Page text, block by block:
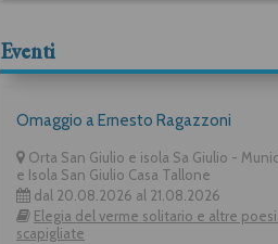
Eventi
Omaggio a Ernesto Ragazzoni
Orta San Giulio e isola Sa Giulio -
e Isola San Giulio Casa Tallone
dal 20.08.2026 al 21.08.2026
Elegia del verme solitario e altre
scapigliate